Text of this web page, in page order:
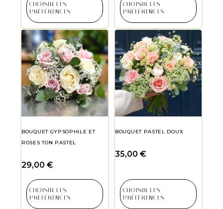
CHOISIR LES
PRÉFÉRENCES
CHOISIR LES
PRÉFÉRENCES
BOUQUET GYPSOPHILE ET
ROSES TON PASTEL
29,00 €
CHOISIR LES
PRÉFÉRENCES
BOUQUET PASTEL DOUX
35,00 €
CHOISIR LES
PRÉFÉRENCES